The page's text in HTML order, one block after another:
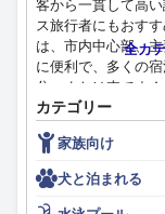
のある丁寧なスタ
タッフは快適な滞
好的でない場面も
サービスを覆い隠
ゲストは一般的に
ると考えています
クセスに料金を支
います。それでも
どの旅行者のニー
客から一貫して高
ス旅行者にもおす
は、市内中心部、
に便利で、多くの
分、または車です
利便性を高めてい
ことや、時折孤立
朝食は、その種類
金で甘くておいし
ランブルエッグ、
全カ
カテゴリー
家族向け
犬と泊まれる